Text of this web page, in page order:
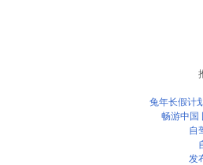
兔年长假计
畅游中国
自
发